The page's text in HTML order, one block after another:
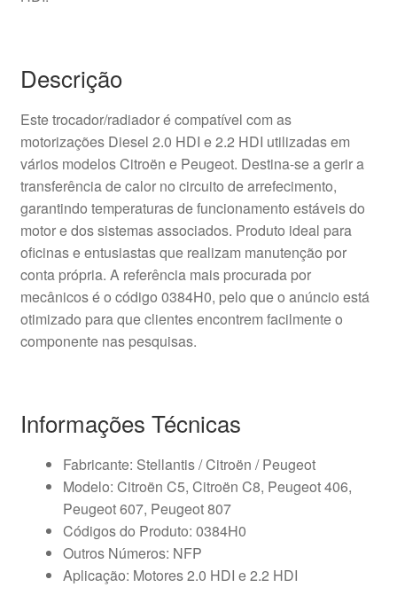
Descrição
Este trocador/radiador é compatível com as
motorizações Diesel 2.0 HDI e 2.2 HDI utilizadas em
vários modelos Citroën e Peugeot. Destina-se a gerir a
transferência de calor no circuito de arrefecimento,
garantindo temperaturas de funcionamento estáveis do
motor e dos sistemas associados. Produto ideal para
oficinas e entusiastas que realizam manutenção por
conta própria. A referência mais procurada por
mecânicos é o código 0384H0, pelo que o anúncio está
otimizado para que clientes encontrem facilmente o
componente nas pesquisas.
Informações Técnicas
Fabricante: Stellantis / Citroën / Peugeot
Modelo: Citroën C5, Citroën C8, Peugeot 406,
Peugeot 607, Peugeot 807
Códigos do Produto: 0384H0
Outros Números: NFP
Aplicação: Motores 2.0 HDI e 2.2 HDI